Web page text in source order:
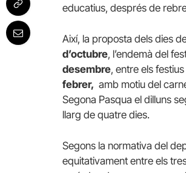
educatius, després de
Així, la proposta dels dies
d’octubre, l’endemà del
desembre, entre els
febrer, amb motiu del
Segona Pasqua el dilluns
llarg de quatre dies.
Segons la normativa del
equitativament entre els